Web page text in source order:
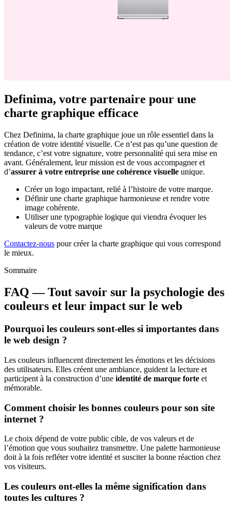
Definima, votre partenaire pour une
charte graphique efficace
Chez Definima, la charte graphique joue un rôle essentiel dans la
création de votre identité visuelle. Ce n’est pas qu’une question de
tendance, c’est votre signature, votre personnalité qui sera mise en
avant. Généralement, leur mission est de vous accompagner et
d’assurer à votre entreprise une cohérence visuelle unique.
Créer un logo impactant, relié à l’histoire de votre marque.
Définir une charte graphique harmonieuse et rendre votre
image cohérente.
Utiliser une typographie logique qui viendra évoquer les
valeurs de votre marque
Contactez-nous pour créer la charte graphique qui vous correspond
le mieux.
Sommaire
FAQ — Tout savoir sur la psychologie des
couleurs et leur impact sur le web
Pourquoi les couleurs sont-elles si importantes dans
le web design ?
Les couleurs influencent directement les émotions et les décisions
des utilisateurs. Elles créent une ambiance, guident la lecture et
participent à la construction d’une identité de marque forte et
mémorable.
Comment choisir les bonnes couleurs pour son site
internet ?
Le choix dépend de votre public cible, de vos valeurs et de
l’émotion que vous souhaitez transmettre. Une palette harmonieuse
doit à la fois refléter votre identité et susciter la bonne réaction chez
vos visiteurs.
Les couleurs ont-elles la même signification dans
toutes les cultures ?